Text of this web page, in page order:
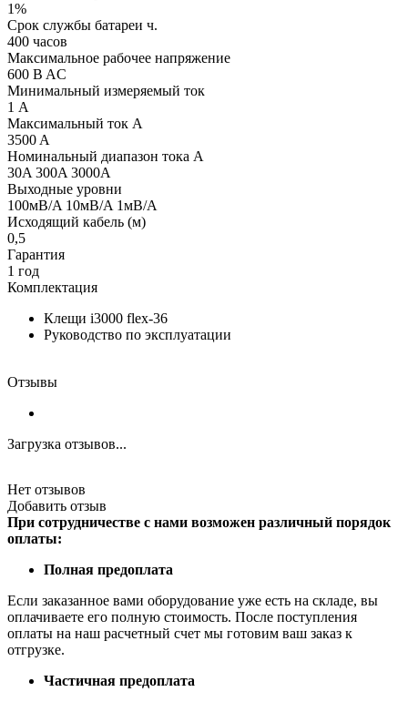
1%
Срок службы батареи ч.
400 часов
Максимальное рабочее напряжение
600 B AC
Минимальный измеряемый ток
1 А
Максимальный ток А
3500 A
Номинальный диапазон тока А
30A 300A 3000A
Выходные уровни
100мB/A 10мB/A 1мB/A
Исходящий кабель (м)
0,5
Гарантия
1 год
Комплектация
Клещи i3000 flex-36
Руководство по эксплуатации
Отзывы
Загрузка отзывов...
Нет отзывов
Добавить отзыв
При сотрудничестве с нами возможен различный порядок
оплаты:
Полная предоплата
Если заказанное вами оборудование уже есть на складе, вы
оплачиваете его полную стоимость. После поступления
оплаты на наш расчетный счет мы готовим ваш заказ к
отгрузке.
Частичная предоплата